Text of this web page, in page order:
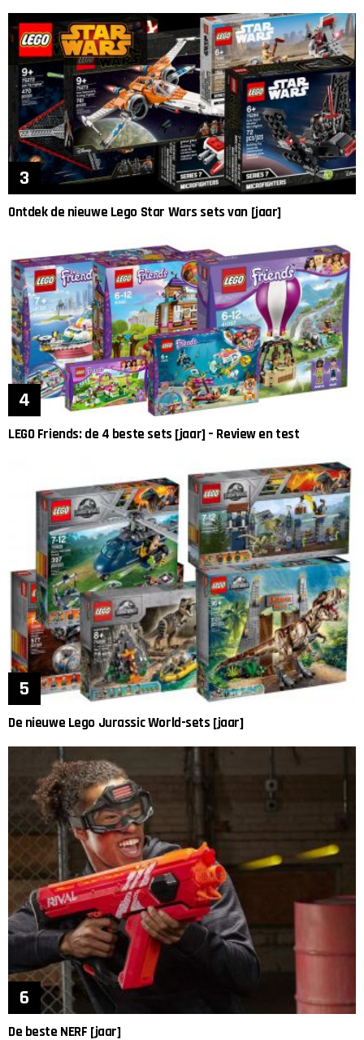
Ontdek de nieuwe Lego Star Wars sets van [jaar]
LEGO Friends: de 4 beste sets [jaar] – Review en test
De nieuwe Lego Jurassic World-sets [jaar]
De beste NERF [jaar]